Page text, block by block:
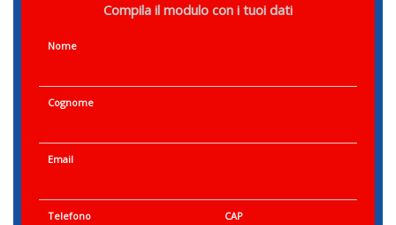
Compila il modulo con i tuoi dati
Nome
Cognome
Email
Telefono CAP